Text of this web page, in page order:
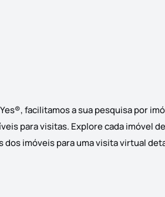
facilitamos a sua pesquisa por
para visitas. Explore cada imóvel
imóveis para uma visita virtual